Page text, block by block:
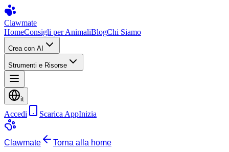
Clawmate
HomeConsigli per AnimaliBlogChi Siamo
Crea con AI
Strumenti e Risorse
it
Accedi Scarica AppInizia
Clawmate Torna alla home